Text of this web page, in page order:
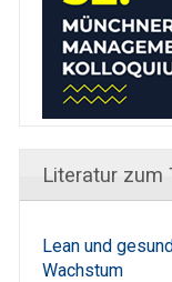
Literatur zum
Lean und
Wachstum